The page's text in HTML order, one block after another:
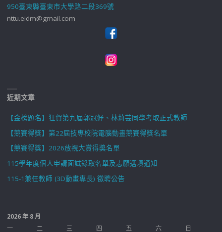
950臺東縣臺東市大學路二段369號
nttu.eidm@gmail.com
近期文章
【金榜題名】狂賀第九屆郭冠妤、林莉芸同學考取正式教師
【競賽得獎】第22屆技專校院電腦動畫競賽得獎名單
【競賽得獎】2026放視大賞得獎名單
115學年度個人申請面試錄取名單及志願選填通知
115-1兼任教師 (3D動畫專長) 徵聘公告
2026 年 8 月
一
二 三 四 五 六 日